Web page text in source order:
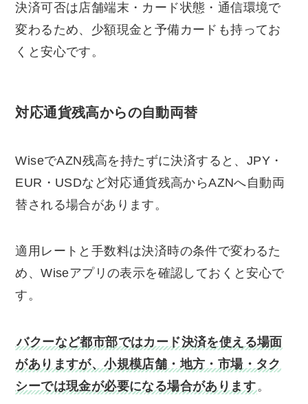
決済可否は店舗端末・カード状態・通信環境で
変わるため、少額現金と予備カードも持ってお
くと安心です。
対応通貨残高からの自動両替
WiseでAZN残高を持たずに決済すると、JPY・
EUR・USDなど対応通貨残高からAZNへ自動両
替される場合があります。
適用レートと手数料は決済時の条件で変わるた
め、Wiseアプリの表示を確認しておくと安心で
す。
バクーなど都市部ではカード決済を使える場面
がありますが、小規模店舗・地方・市場・タク
シーでは現金が必要になる場合があります。